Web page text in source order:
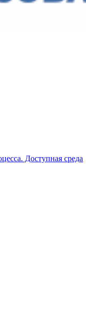
Доступная среда